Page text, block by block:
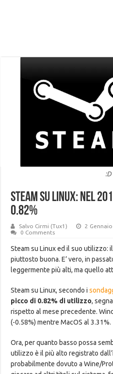
:D
Steam su Linux: nel
0.82%
Salvo Cirmi (Tux1) 2
0 Comments
Steam su Linux ed il suo utilizzo:
piuttosto buona. E’ vero, in
leggermente più alti, ma quello
Steam su Linux, secondo i
picco di 0.82% di utilizzo,
rispetto al mese precedente.
(-0.58%) mentre MacOS al 3.31%.
Ora, per quanto basso possa
utilizzo è il più alto registrato
probabilmente dovuto a Wine/